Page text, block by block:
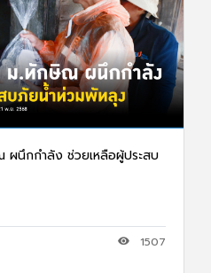
ผนึกกำลัง ช่วยเหลือผู้ประสบ
1507